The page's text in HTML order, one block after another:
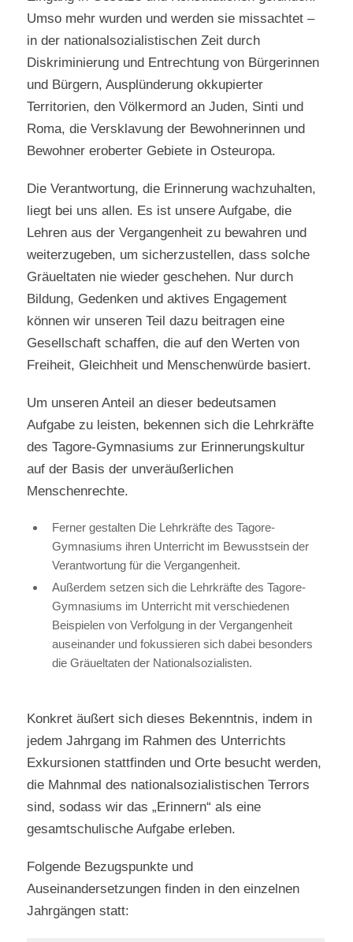
Umso mehr wurden und werden sie missachtet –
in der nationalsozialistischen Zeit durch
Diskriminierung und Entrechtung von Bürgerinnen
und Bürgern, Ausplünderung okkupierter
Territorien, den Völkermord an Juden, Sinti und
Roma, die Versklavung der Bewohnerinnen und
Bewohner eroberter Gebiete in Osteuropa.
Die Verantwortung, die Erinnerung wachzuhalten,
liegt bei uns allen. Es ist unsere Aufgabe, die
Lehren aus der Vergangenheit zu bewahren und
weiterzugeben, um sicherzustellen, dass solche
Gräueltaten nie wieder geschehen. Nur durch
Bildung, Gedenken und aktives Engagement
können wir unseren Teil dazu beitragen eine
Gesellschaft schaffen, die auf den Werten von
Freiheit, Gleichheit und Menschenwürde basiert.
Um unseren Anteil an dieser bedeutsamen
Aufgabe zu leisten, bekennen sich die Lehrkräfte
des Tagore-Gymnasiums zur Erinnerungskultur
auf der Basis der unveräußerlichen
Menschenrechte.
Ferner gestalten Die Lehrkräfte des Tagore-
Gymnasiums ihren Unterricht im Bewusstsein der
Verantwortung für die Vergangenheit.
Außerdem setzen sich die Lehrkräfte des Tagore-
Gymnasiums im Unterricht mit verschiedenen
Beispielen von Verfolgung in der Vergangenheit
auseinander und fokussieren sich dabei besonders
die Gräueltaten der Nationalsozialisten.
Konkret äußert sich dieses Bekenntnis, indem in
jedem Jahrgang im Rahmen des Unterrichts
Exkursionen stattfinden und Orte besucht werden,
die Mahnmal des nationalsozialistischen Terrors
sind, sodass wir das „Erinnern“ als eine
gesamtschulische Aufgabe erleben.
Folgende Bezugspunkte und
Auseinandersetzungen finden in den einzelnen
Jahrgängen statt: